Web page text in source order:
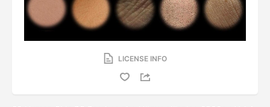
LICENSE INFO